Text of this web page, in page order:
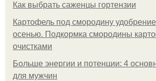
Как выбрать саженцы гортензии
Картофель под смородину
осенью. Подкормка смородины
очистками
Больше энергии и потенции: 4
для мужчин